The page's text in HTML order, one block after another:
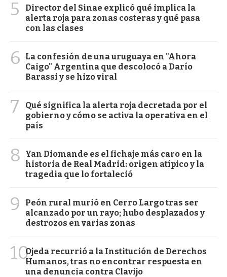
5
Director del Sinae explicó qué implica la
alerta roja para zonas costeras y qué pasa
con las clases
6
La confesión de una uruguaya en "Ahora
Caigo" Argentina que descolocó a Darío
Barassi y se hizo viral
7
Qué significa la alerta roja decretada por el
gobierno y cómo se activa la operativa en el
país
8
Yan Diomande es el fichaje más caro en la
historia de Real Madrid: origen atípico y la
tragedia que lo fortaleció
9
Peón rural murió en Cerro Largo tras ser
alcanzado por un rayo; hubo desplazados y
destrozos en varias zonas
10Ojeda recurrió a la Institución de Derechos
Humanos, tras no encontrar respuesta en
una denuncia contra Clavijo